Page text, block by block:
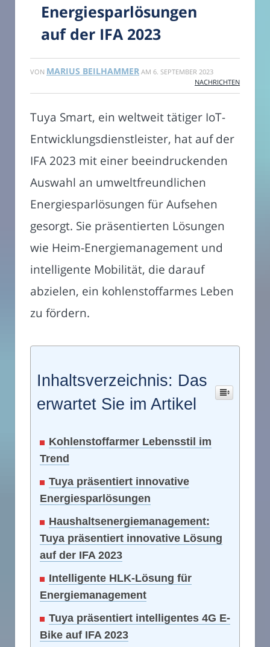
Energiesparlösungen
auf der IFA 2023
VON MARIUS BEILHAMMER AM 6. SEPTEMBER 2023
NACHRICHTEN
Tuya Smart, ein weltweit tätiger IoT-
Entwicklungsdienstleister, hat auf der
IFA 2023 mit einer beeindruckenden
Auswahl an umweltfreundlichen
Energiesparlösungen für Aufsehen
gesorgt. Sie präsentierten Lösungen
wie Heim-Energiemanagement und
intelligente Mobilität, die darauf
abzielen, ein kohlenstoffarmes Leben
zu fördern.
Inhaltsverzeichnis: Das
erwartet Sie im Artikel
Kohlenstoffarmer Lebensstil im
Trend
Tuya präsentiert innovative
Energiesparlösungen
Haushaltsenergiemanagement:
Tuya präsentiert innovative Lösung
auf der IFA 2023
Intelligente HLK-Lösung für
Energiemanagement
Tuya präsentiert intelligentes 4G E-
Bike auf IFA 2023